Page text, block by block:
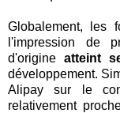
Globalement, les
l'impression de
d'origineatteint
développement.
Alipay sur le
relativement